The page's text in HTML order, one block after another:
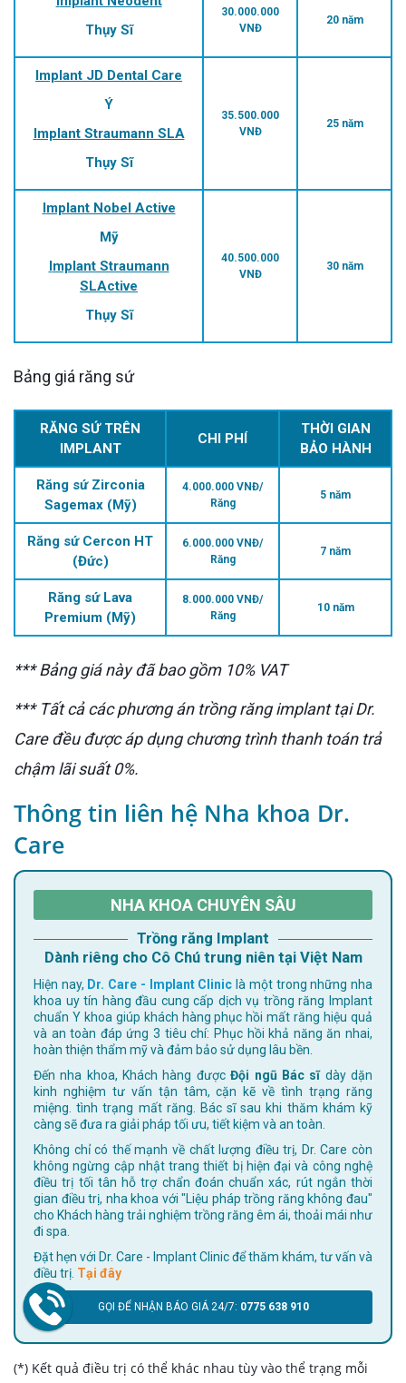
Thụy Sĩ
30.000.000
VNĐ
20 năm
Implant JD Dental Care
Ý
Implant Straumann SLA
Thụy Sĩ
35.500.000
VNĐ
25 năm
Implant Nobel Active
Mỹ
Implant Straumann
SLActive
Thụy Sĩ
40.500.000
VNĐ
30 năm
Bảng giá răng sứ
RĂNG SỨ TRÊN
IMPLANT
CHI PHÍ
THỜI GIAN
BẢO HÀNH
Răng sứ Zirconia
Sagemax (Mỹ)
4.000.000 VNĐ/
Răng
5 năm
Răng sứ Cercon HT
(Đức)
6.000.000 VNĐ/
Răng
7 năm
Răng sứ Lava
Premium (Mỹ)
8.000.000 VNĐ/
Răng
10 năm
*** Bảng giá này đã bao gồm 10% VAT
*** Tất cả các phương án trồng răng implant tại Dr.
Care đều được áp dụng chương trình thanh toán trả
chậm lãi suất 0%.
Thông tin liên hệ Nha khoa Dr.
Care
NHA KHOA CHUYÊN SÂU
Trồng răng Implant
Dành riêng cho Cô Chú trung niên tại Việt Nam
Hiện nay, Dr. Care - Implant Clinic là một trong những nha
khoa uy tín hàng đầu cung cấp dịch vụ trồng răng Implant
chuẩn Y khoa giúp khách hàng phục hồi mất răng hiệu quả
và an toàn đáp ứng 3 tiêu chí: Phục hồi khả năng ăn nhai,
hoàn thiện thẩm mỹ và đảm bảo sử dụng lâu bền.
Đến nha khoa, Khách hàng đượcĐội ngũ Bác sĩdày dặn
kinh nghiệm tư vấn tận tâm, cặn kẽ về tình trạng răng
miệng. tình trạng mất răng. Bác sĩ sau khi thăm khám kỹ
càng sẽ đưa ra giải pháp tối ưu, tiết kiệm và an toàn.
Không chỉ có thế mạnh về chất lượng điều trị, Dr. Care còn
không ngừng cập nhật trang thiết bị hiện đại và công nghệ
điều trị tối tân hỗ trợ chẩn đoán chuẩn xác, rút ngắn thời
gian điều trị, nha khoa với "Liệu pháp trồng răng không đau"
cho Khách hàng trải nghiệm trồng răng êm ái, thoải mái như
đi spa.
Đặt hẹn với Dr. Care - Implant Clinic để thăm khám, tư vấn và
điều trị. Tại đây
GỌI ĐỂ NHẬN BÁO GIÁ 24/7: 0775 638 910
(*) Kết quả điều trị có thể khác nhau tùy vào thể trạng mỗi